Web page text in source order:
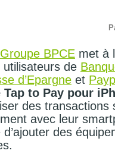
Groupe BPCE met à
de
d’Epargne et
to Pay pour
des transactions
avec leur
des